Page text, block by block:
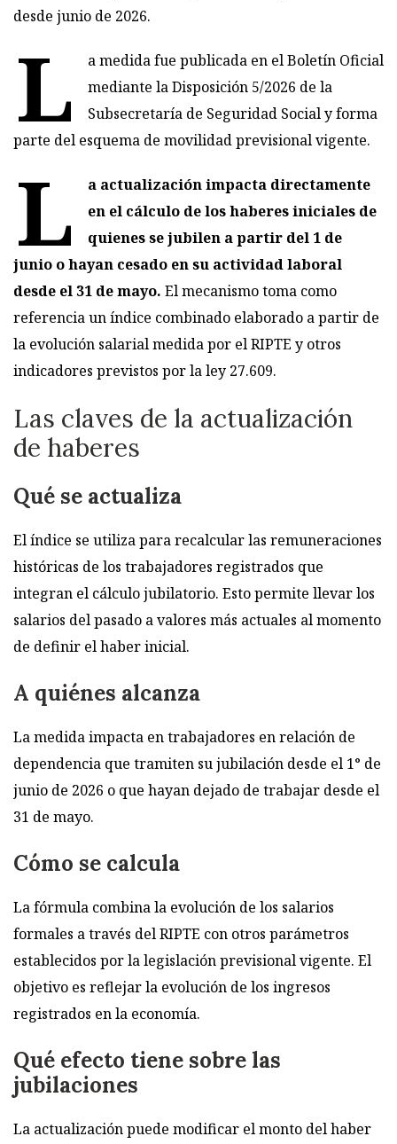
desde junio de 2026.
L
a medida fue publicada en el Boletín Oficial
mediante la Disposición 5/2026 de la
Subsecretaría de Seguridad Social y forma
parte del esquema de movilidad previsional vigente.
L
a actualización impacta directamente
en el cálculo de los haberes iniciales de
quienes se jubilen a partir del 1 de
junio o hayan cesado en su actividad laboral
desde el 31 de mayo. El mecanismo toma como
referencia un índice combinado elaborado a partir de
la evolución salarial medida por el RIPTE y otros
indicadores previstos por la ley 27.609.
Las claves de la actualización
de haberes
Qué se actualiza
El índice se utiliza para recalcular las remuneraciones
históricas de los trabajadores registrados que
integran el cálculo jubilatorio. Esto permite llevar los
salarios del pasado a valores más actuales al momento
de definir el haber inicial.
A quiénes alcanza
La medida impacta en trabajadores en relación de
dependencia que tramiten su jubilación desde el 1° de
junio de 2026 o que hayan dejado de trabajar desde el
31 de mayo.
Cómo se calcula
La fórmula combina la evolución de los salarios
formales a través del RIPTE con otros parámetros
establecidos por la legislación previsional vigente. El
objetivo es reflejar la evolución de los ingresos
registrados en la economía.
Qué efecto tiene sobre las
jubilaciones
La actualización puede modificar el monto del haber